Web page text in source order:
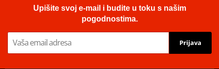
Upišite svoj e-mail i budite u toku s našim
pogodnostima.
Prijava